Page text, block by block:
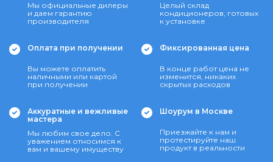
Мы официальные дилеры
и даем гарантию
производителя
Целый склад
кондиционеров, готовых
к установке
Оплата при получении
Вы можете оплатить
наличными или картой
при получении
Фиксированная цена
В конце работ цена не
изменится, никаких
скрытых расходов
Аккуратные и вежливые
мастера
Мы любим свое дело. С
уважением относимся к
вам и вашему имуществу
Шоурум в Москве
Приезжайте к нам и
протестируйте наш
продукт в реальности